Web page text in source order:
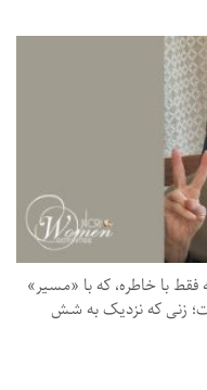
فقط با خاطره، که با «مسیر»
زنی که نزدیک به شش